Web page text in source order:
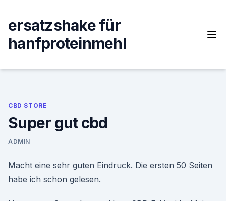
content
ersatzshake für
hanfproteinmehl
CBD STORE
Super gut cbd
ADMIN
Macht eine sehr guten Eindruck. Die ersten 50 Seiten
habe ich schon gelesen.